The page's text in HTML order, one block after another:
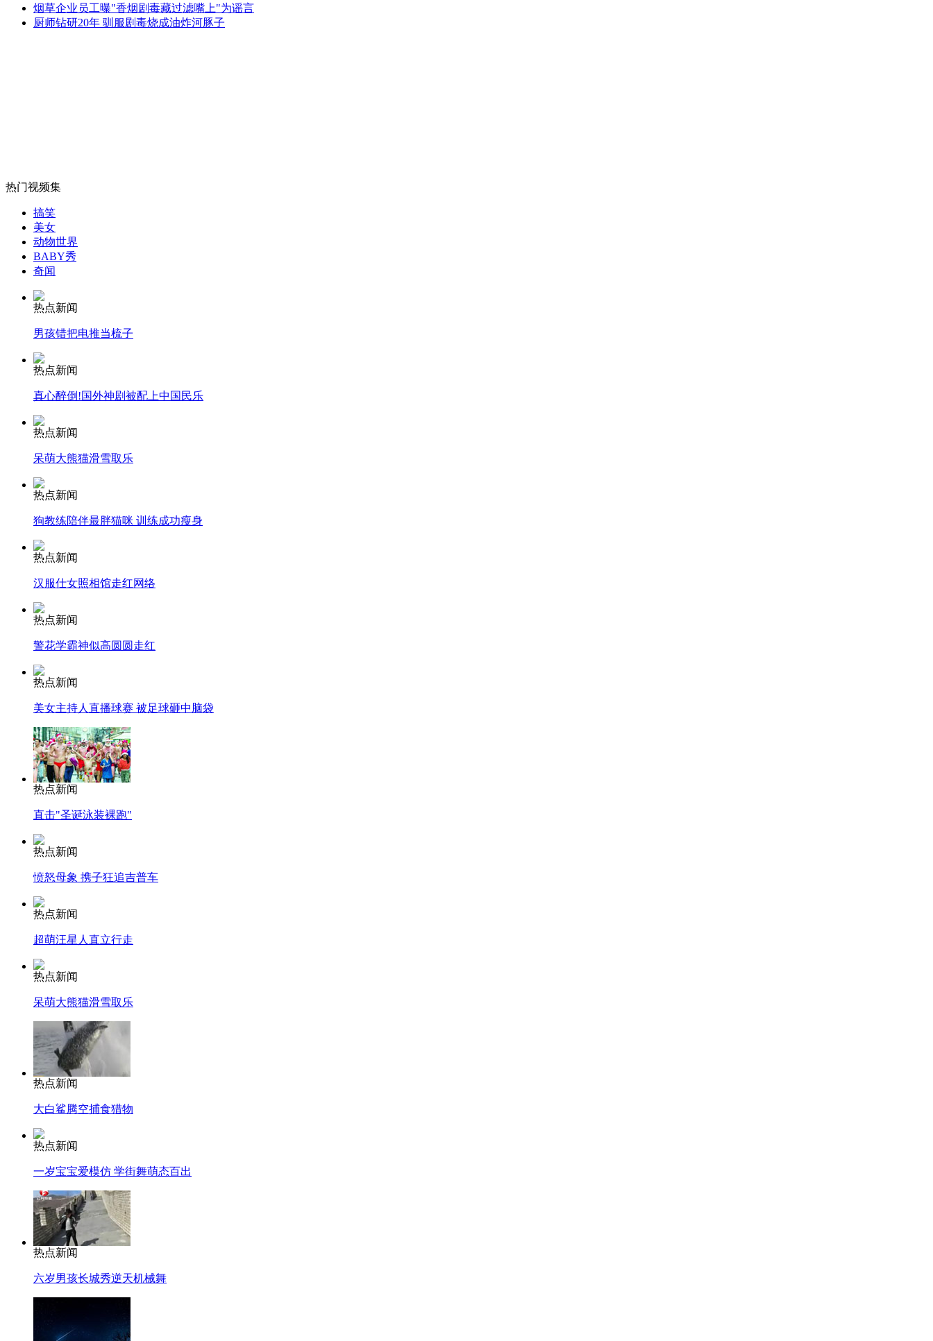
女孩北京地铁殴打老人 痛下狠手拳打脚踢
无痛分娩是否安全 医生回应
外交部：有关国家言论片面不公正
安徽一实载49人客车翻车
走！跟着总书记去植树
纽约上演“枕头大战”
烟草企业员工曝"香烟剧毒藏过滤嘴上"为谣言
厨师钻研20年 驯服剧毒烧成油炸河豚子
热门视频集
搞笑
美女
动物世界
BABY秀
奇闻
热点新闻
男孩错把电推当梳子
热点新闻
真心醉倒!国外神剧被配上中国民乐
热点新闻
呆萌大熊猫滑雪取乐
热点新闻
狗教练陪伴最胖猫咪 训练成功瘦身
热点新闻
汉服仕女照相馆走红网络
热点新闻
警花学霸神似高圆圆走红
热点新闻
美女主持人直播球赛 被足球砸中脑袋
热点新闻
直击"圣诞泳装裸跑"
热点新闻
愤怒母象 携子狂追吉普车
热点新闻
超萌汪星人直立行走
热点新闻
呆萌大熊猫滑雪取乐
热点新闻
大白鲨腾空捕食猎物
热点新闻
一岁宝宝爱模仿 学街舞萌态百出
热点新闻
六岁男孩长城秀逆天机械舞